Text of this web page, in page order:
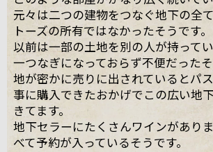
元々は二つの建物をつなぐ地下の全
トーズの所有ではなかったそうです。
以前は一部の土地を別の人が持って
一つなぎになっておらず不便だった
地が密かに売りに出されているとパ
事に購入できたおかげでこの広い地
きてます。
地下セラーにたくさんワインがあり
べて予約が入っているそうです。